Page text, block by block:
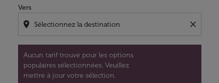
Vers
location_on close
Aucun tarif trouvé pour les options
populaires sélectionnées. Veuillez
mettre à jour votre sélection.